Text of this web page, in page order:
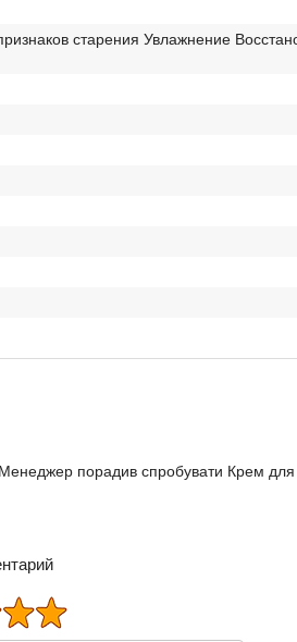
старения Увлажнение
порадив спробувати Крем